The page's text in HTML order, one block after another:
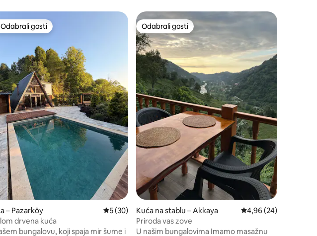
5/5, recenzija: 17
najviše rangiranima s oznakom „Odabrali gosti”
Odabrali gosti
– Pazarköy Prosječna ocjena: 5/5, recenzija: 30
5 (30)
drvena kuća
bungalovu, koji spaja mir šume i
Odabrali gosti
Odabrali gosti
Kuća na stablu – Akkaya Prosječna ocjena:
4,96 (24)
Priroda vas zove
U našim bungalovima Imamo masažnu